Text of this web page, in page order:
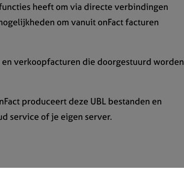
heeft om via directe verbindingen
om vanuit onFact facturen
en verkoopfacturen die doorgestuurd worden
produceert deze UBL bestanden en
service of je eigen server.